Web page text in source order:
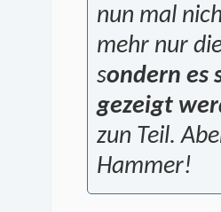
nun mal
mehr nur
sondern es
gezeigt
zun Teil.
Hammer!